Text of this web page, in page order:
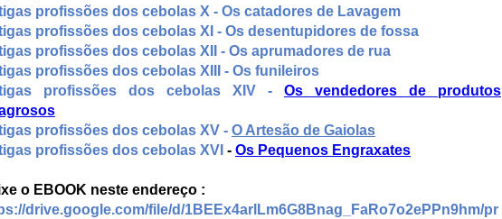
profissões dos cebolas X - Os catadores de Lavagem
profissões dos cebolas XI - Os desentupidores de fossa
profissões dos cebolas XII - Os aprumadores de rua
profissões dos cebolas XIII - Os funileiros
profissões dos cebolas XIV - Os vendedores de produtos
profissões dos cebolas XV - O Artesão de Gaiolas
profissões dos cebolas XVI - Os Pequenos Engraxates
o EBOOK neste endereço :
drive.google.com/file/d/1BEEx4arlLm6G8Bnag_FaRo7o2ePPn9hm/pr